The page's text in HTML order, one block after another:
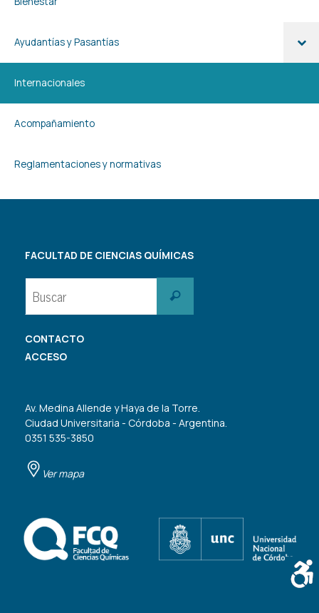
Ayudantías y Pasantías
Internacionales
Acompañamiento
Reglamentaciones y normativas
FACULTAD DE CIENCIAS QUÍMICAS
Buscar
CONTACTO
ACCESO
Av. Medina Allende y Haya de la Torre.
Ciudad Universitaria - Córdoba - Argentina.
0351 535-3850
Ver mapa